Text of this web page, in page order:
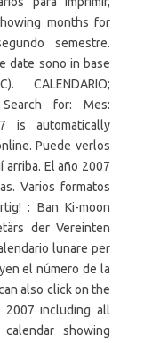
months for
semestre.
date sono in base
CALENDARIO;
Search for: Mes:
is automatically
Puede verlos
arriba. El año 2007
Varios formatos
: Ban Ki-moon
der Vereinten
lunare per
el número de la
also click on the
including all
showing